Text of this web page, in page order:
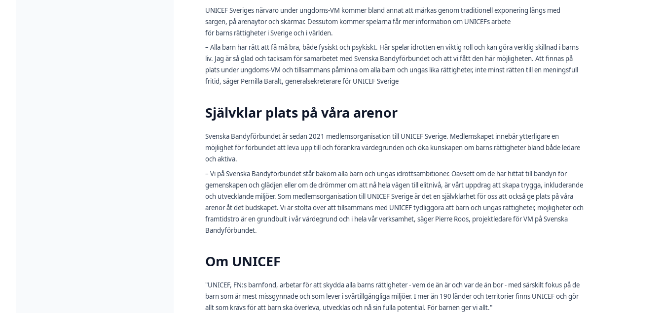
UNICEF Sveriges närvaro under ungdoms-VM kommer bland annat att märkas genom traditionell exponering längs med
sargen, på arenaytor och skärmar. Dessutom kommer spelarna får mer information om UNICEFs arbete
för barns rättigheter i Sverige och i världen.
– Alla barn har rätt att få må bra, både fysiskt och psykiskt. Här spelar idrotten en viktig roll och kan göra verklig skillnad i barns
liv. Jag är så glad och tacksam för samarbetet med Svenska Bandyförbundet och att vi fått den här möjligheten. Att finnas på
plats under ungdoms-VM och tillsammans påminna om alla barn och ungas lika rättigheter, inte minst rätten till en meningsfull
fritid, säger Pernilla Baralt, generalsekreterare för UNICEF Sverige
Självklar plats på våra arenor
Svenska Bandyförbundet är sedan 2021 medlemsorganisation till UNICEF Sverige. Medlemskapet innebär ytterligare en
möjlighet för förbundet att leva upp till och förankra värdegrunden och öka kunskapen om barns rättigheter bland både ledare
och aktiva.
– Vi på Svenska Bandyförbundet står bakom alla barn och ungas idrottsambitioner. Oavsett om de har hittat till bandyn för
gemenskapen och glädjen eller om de drömmer om att nå hela vägen till elitnivå, är vårt uppdrag att skapa trygga, inkluderande
och utvecklande miljöer. Som medlemsorganisation till UNICEF Sverige är det en självklarhet för oss att också ge plats på våra
arenor åt det budskapet. Vi är stolta över att tillsammans med UNICEF tydliggöra att barn och ungas rättigheter, möjligheter och
framtidstro är en grundbult i vår värdegrund och i hela vår verksamhet, säger Pierre Roos, projektledare för VM på Svenska
Bandyförbundet.
Om UNICEF
"UNICEF, FN:s barnfond, arbetar för att skydda alla barns rättigheter - vem de än är och var de än bor - med särskilt fokus på de
barn som är mest missgynnade och som lever i svårtillgängliga miljöer. I mer än 190 länder och territorier finns UNICEF och gör
allt som krävs för att barn ska överleva, utvecklas och nå sin fulla potential. För barnen ger vi allt."